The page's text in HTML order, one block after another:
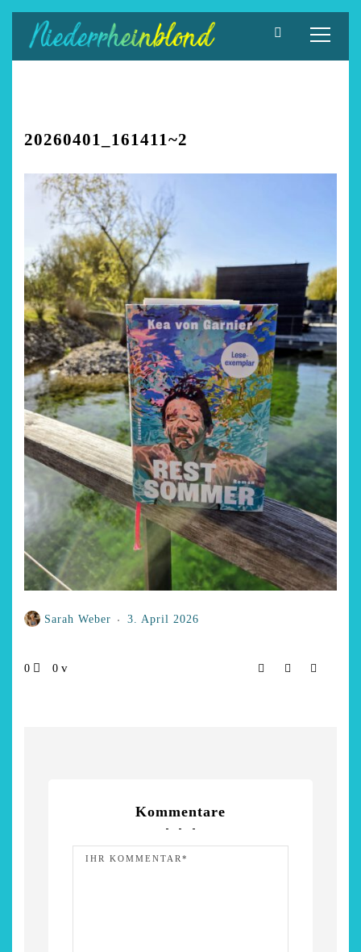
Inhalt
springen
20260401_161411~2
Sarah Weber 3. April 2026
0 0
Kommentare